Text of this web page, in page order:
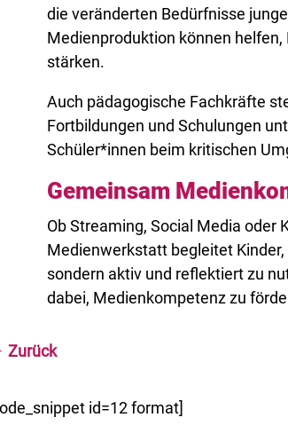
die veränderten Bedürfnisse
Medienproduktion können
stärken.
Auch pädagogische Fachkräfte
Fortbildungen und Schulungen
Schüler*innen beim kritischen
Gemeinsam
Ob Streaming, Social Media
Medienwerkstatt begleitet
sondern aktiv und reflektiert zu
dabei, Medienkompetenz zu
Zurück
id=12 format]